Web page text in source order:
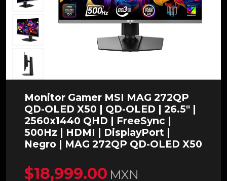
Monitor Gamer MSI MAG 272QP
QD-OLED X50 | QD-OLED | 26.5" |
2560x1440 QHD | FreeSync |
500Hz | HDMI | DisplayPort |
Negro | MAG 272QP QD-OLED X50
$18,999.00 MXN